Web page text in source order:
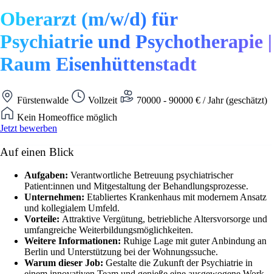
Oberarzt (m/w/d) für
Psychiatrie und Psychotherapie |
Raum Eisenhüttenstadt
Fürstenwalde Vollzeit
70000 - 90000 € / Jahr (geschätzt)
Kein Homeoffice möglich
Jetzt bewerben
Auf einen Blick
Aufgaben: Verantwortliche Betreuung psychiatrischer
Patient:innen und Mitgestaltung der Behandlungsprozesse.
Unternehmen: Etabliertes Krankenhaus mit modernem Ansatz
und kollegialem Umfeld.
Vorteile: Attraktive Vergütung, betriebliche Altersvorsorge und
umfangreiche Weiterbildungsmöglichkeiten.
Weitere Informationen: Ruhige Lage mit guter Anbindung an
Berlin und Unterstützung bei der Wohnungssuche.
Warum dieser Job: Gestalte die Zukunft der Psychiatrie in